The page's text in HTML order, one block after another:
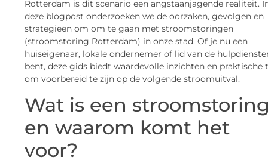
Rotterdam is dit scenario een angstaanjagende realiteit.
deze blogpost onderzoeken we de oorzaken, gevolgen en
strategieën om om te gaan met stroomstoringen
(stroomstoring Rotterdam) in onze stad. Of je nu een
huiseigenaar, lokale ondernemer of lid van de
bent, deze gids biedt waardevolle inzichten en praktische
om voorbereid te zijn op de volgende stroomuitval.
Wat is een
en waarom komt het
voor?